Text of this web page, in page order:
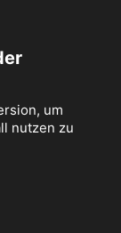
um
nutzen zu